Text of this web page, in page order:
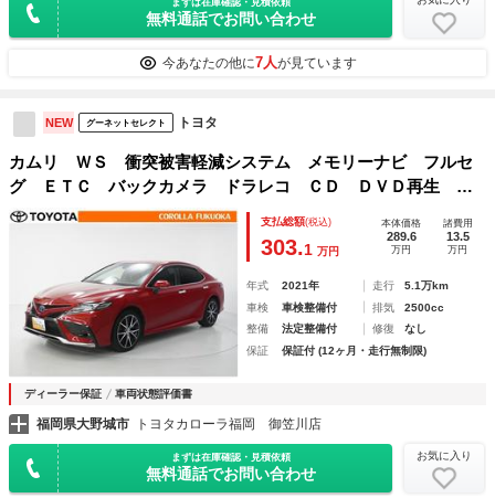
無料通話でお問い合わせ
今あなたの他に7人が見ています
NEW グーネットセレクト トヨタ
カムリ ＷＳ 衝突被害軽減システム メモリーナビ フルセ
グ ＥＴＣ バックカメラ ドラレコ ＣＤ ＤＶＤ再生 キ
ーレス スマートキー 盗難防止装置
支払総額(税込)
303.1 万円
本体価格
289.6
万円
諸費用
13.5
万円
年式 2021年 走行
5.1万km
車検
車検整備付 排気
2500cc
整備
法定整備付 修復
なし
保証
保証付 (12ヶ月・走行無制限)
ディーラー保証 車両状態評価書
福岡県大野城市 トヨタカローラ福岡 御笠川店
まずは在庫確認・見積依頼
無料通話でお問い合わせ
お気に入り